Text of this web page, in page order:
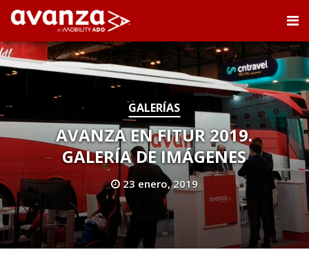
GALERÍAS
AVANZA EN FITUR 2019.
GALERÍA DE IMÁGENES
23 enero, 2019